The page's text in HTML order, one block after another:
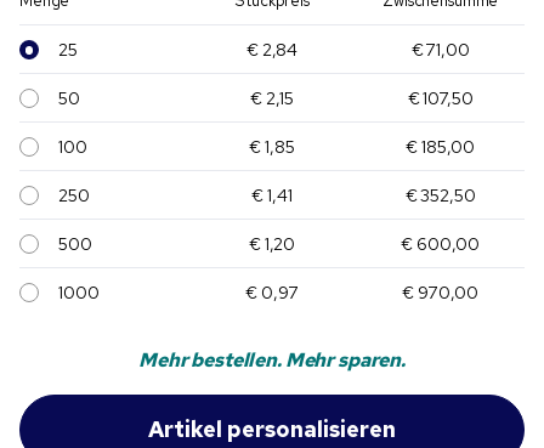
25 € 2,84 € 71,00
50 € 2,15 € 107,50
100 € 1,85 € 185,00
250 € 1,41 € 352,50
500 € 1,20 € 600,00
1000 € 0,97 € 970,00
Mehr bestellen. Mehr sparen.